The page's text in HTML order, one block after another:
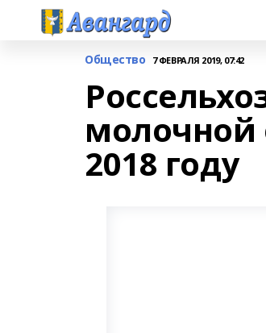
Общество 7 ФЕВРАЛЯ 2019, 07:42
молочной
2018 году